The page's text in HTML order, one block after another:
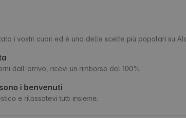
i vostri cuori ed è una delle scelte più popolari su
dall'arrivo, ricevi un rimborso del 100%.
i benvenuti
e rilassatevi tutti insieme.